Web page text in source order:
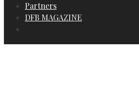
Partners
DFB MAGAZINE